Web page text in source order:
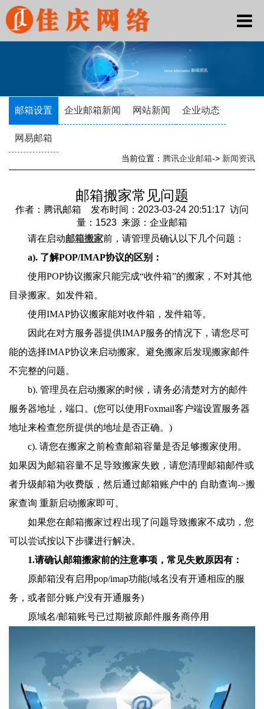
邮箱设置 企业邮箱新闻 网站新闻 企业动态
网易邮箱
当前位置： 腾讯企业邮箱-> 新闻资讯
邮箱搬家常见问题
作者：腾讯邮箱 发布时间：2023-03-24 20:51:17 访问
量：1523 来源：企业邮箱
请在启动邮箱搬家前，请管理员确认以下几个问题：
a). 了解POP/IMAP协议的区别：
使用POP协议搬家只能完成“收件箱”的搬家，不对其他
目录搬家。如发件箱。
使用IMAP协议搬家能对收件箱，发件箱等。
因此在对方服务器提供IMAP服务的情况下，请您尽可
能的选择IMAP协议来启动搬家。避免搬家后发现搬家邮件
不完整的问题。
b). 管理员在启动搬家的时候，请务必清楚对方的邮件
服务器地址，端口。(您可以使用Foxmail客户端设置服务器
地址来检查您所提供的地址是否正确。)
c). 请您在搬家之前检查邮箱容量是否足够搬家使用。
如果因为邮箱容量不足导致搬家失败，请您清理邮箱邮件或
者升级邮箱为收费版，然后通过邮箱账户中的 自助查询->搬
家查询 重新启动搬家即可。
如果您在邮箱搬家过程出现了问题导致搬家不成功，您
可以尝试按以下步骤进行解决。
1.请确认邮箱搬家前的注意事项，常见失败原因有：
原邮箱没有启用pop/imap功能(域名没有开通相应的服
务，或者部分账户没有开通服务)
原域名/邮箱账号已过期被原邮件服务商停用